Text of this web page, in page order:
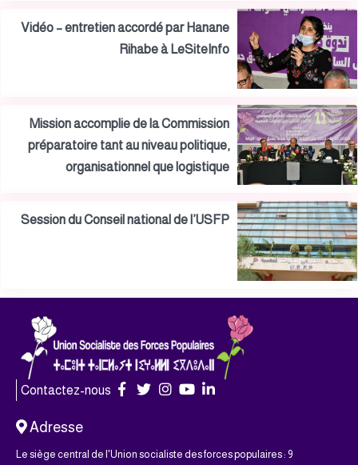
Vidéo – entretien accordé par Hanane
Rihabe à LeSiteInfo
Mission accomplie de la Commission
préparatoire tant au niveau politique,
organisationnel que logistique
Session du Conseil national de l’USFP
Contactez-nous
Adresse
Le siège central de l'Union socialiste des forces populaires : 9